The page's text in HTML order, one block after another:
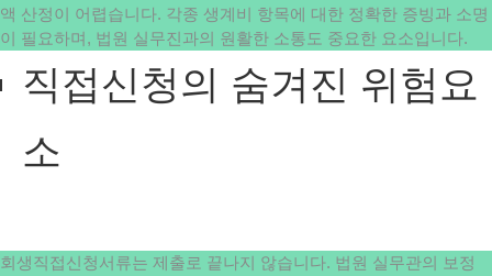
액 산정이 어렵습니다. 각종 생계비 항목에 대한 정확한 증빙과 소명
이 필요하며, 법원 실무진과의 원활한 소통도 중요한 요소입니다.
직접신청의 숨겨진 위험요
소
회생직접신청서류는 제출로 끝나지 않습니다. 법원 실무관의 보정